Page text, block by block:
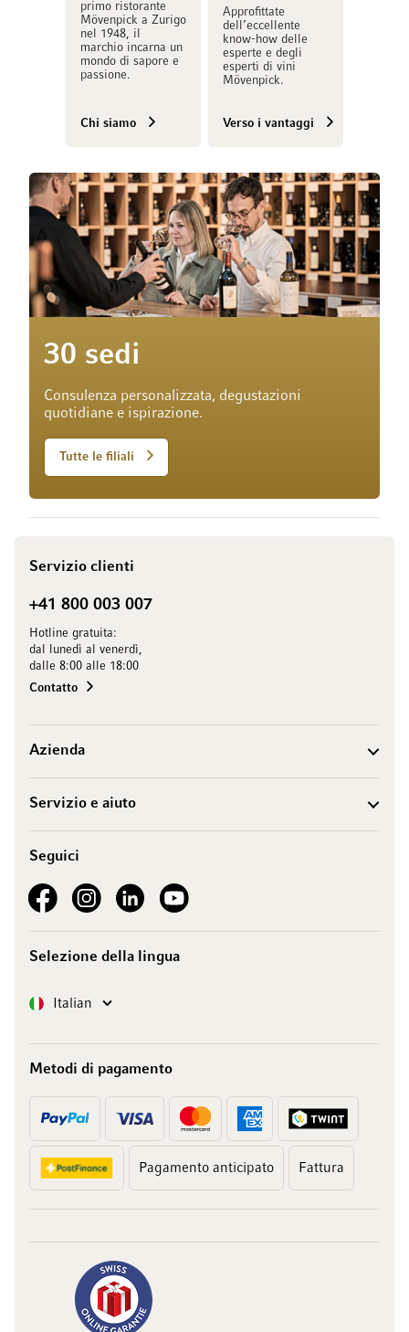
primo ristorante
Mövenpick a Zurigo
nel 1948, il
marchio incarna un
mondo di sapore e
passione.
Chi siamo
Approfittate
dell’eccellente
know-how delle
esperte e degli
esperti di vini
Mövenpick.
Verso i vantaggi
30 sedi
Consulenza personalizzata, degustazioni
quotidiane e ispirazione.
Tutte le filiali
Servizio clienti
+41 800 003 007
Hotline gratuita:
dal lunedì al venerdì,
dalle 8:00 alle 18:00
Contatto
Azienda
Servizio e aiuto
Seguici
See our FacebookSee our Instagram account
See our LinkedInSee our YouTube channel
Selezione della lingua
Lingua Italian
Metodi di pagamento
Pagamento anticipato Fattura